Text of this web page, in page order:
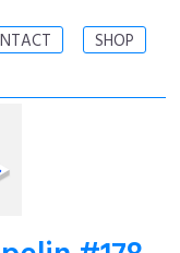
SHOP